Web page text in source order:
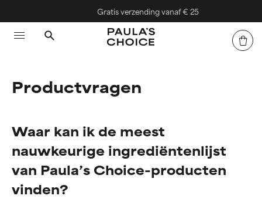
Gratis verzending vanaf € 25
Productvragen
Waar kan ik de meest
nauwkeurige ingrediëntenlijst
van Paula’s Choice-producten
vinden?